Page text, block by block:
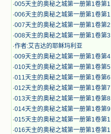
·005天主的奥秘之城第一册第1卷第1
·006天主的奥秘之城第一册第1卷第1
·007天主的奥秘之城第一册第1卷第2
·008天主的奥秘之城第一册第1卷第3
·作者:艾吉达的耶稣玛利亚
·009天主的奥秘之城第一册第1卷第4
·010天主的奥秘之城第一册第1卷第5
·011天主的奥秘之城第一册第1卷第6
·012天主的奥秘之城第一册第1卷第7
·013天主的奥秘之城第一册第1卷第8
·014天主的奥秘之城第一册第1卷第9
·015天主的奥秘之城第一册第1卷第1
·016天主的奥秘之城第一册第1卷第1